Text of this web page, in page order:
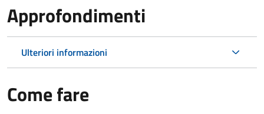
Approfondimenti
Ulteriori informazioni
Come fare